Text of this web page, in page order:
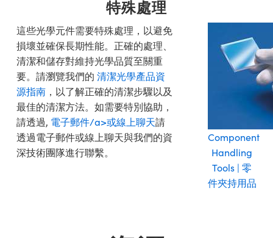
特殊處理
這些光學元件需要特殊處理，以避免
損壞並確保長期性能。正確的處理、
清潔和儲存對維持光學品質至關重
要。請瀏覽我們的 清潔光學產品資
源指南 ，以了解正確的清潔步驟以及
最佳的清潔方法。如需要特別協助，
請透過, 電子郵件/a>或線上聊天請
透過電子郵件或線上聊天與我們的資
深技術團隊進行聯繫。
Component
Handling
Tools | 零
件夾持用品